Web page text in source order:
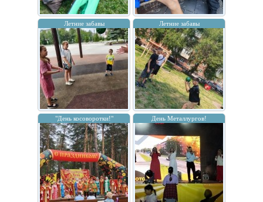
Летние забавы Летние забавы
"День косоворотки!" День Металлургов!